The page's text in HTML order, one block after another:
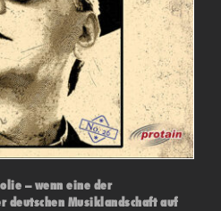
– wenn eine der
deutschen Musiklandschaft auf